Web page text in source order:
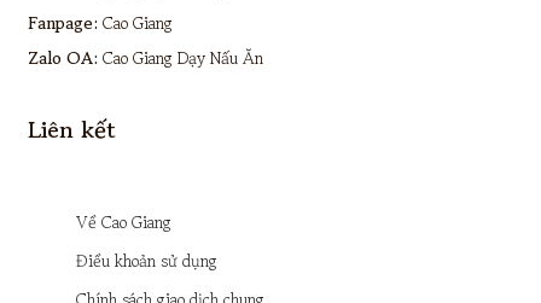
Liên kết
Về Cao Giang
Điều khoản sử dụng
Zalo OA: Cao Giang Dạy Nấu Ăn
Fanpage: Cao Giang